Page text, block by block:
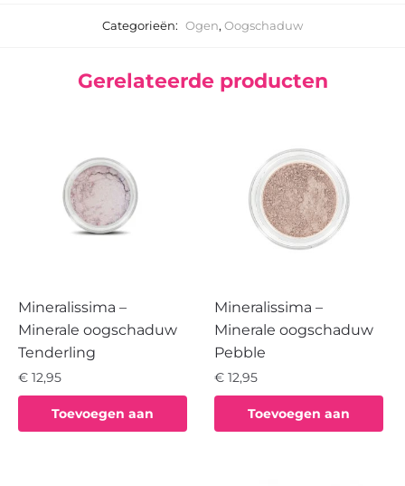
Categorieën: Ogen, Oogschaduw
Gerelateerde producten
Mineralissima –
Minerale oogschaduw
Tenderling
€ 12,95
Toevoegen aan
Mineralissima –
Minerale oogschaduw
Pebble
€ 12,95
Toevoegen aan